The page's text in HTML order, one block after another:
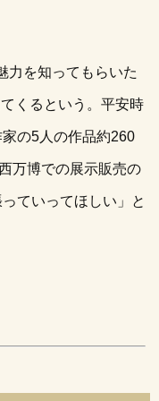
力を知ってもらいた
くるという。平安時
の5人の作品約260
万博での展示販売の
ていってほしい」と